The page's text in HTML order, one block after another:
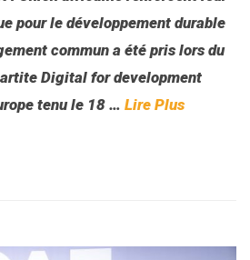
pour le développement durable
commun a été pris lors du
Digital for development
tenu le 18 … Lire Plus